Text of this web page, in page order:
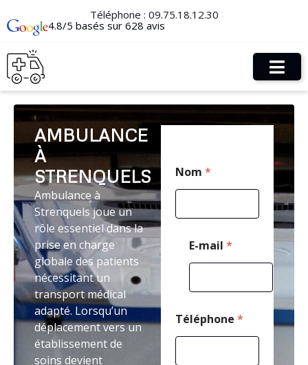
Téléphone : 09.75.18.12.30
4.8/5 basés sur 628 avis
AMBULANCE
À
STRENQUELS
Ambulance à
Strenquels joue un
rôle essentiel dans la
prise en charge
globale des patients
nécessitant un
transport médical
adapté. Lorsqu’un
déplacement vers un
établissement de
soins devient
Nom *
E-mail *
Téléphone *
C
o
d
e
N
o
m
N